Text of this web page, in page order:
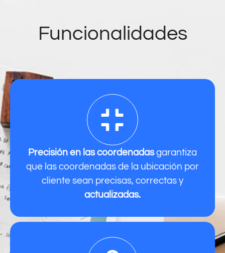
Funcionalidades
Precisión en las coordenadasgarantiza
que las coordenadas de la ubicación por
cliente sean precisas, correctas y
actualizadas.